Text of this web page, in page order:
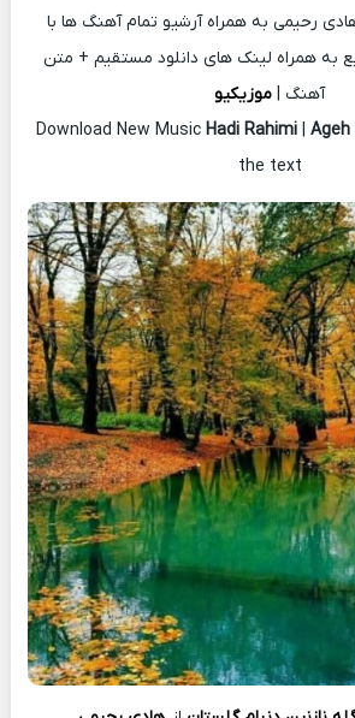
رحیمی به همراه آرشیو تمام آهنگ ها با
به همراه لینک های دانلود مستقیم + متن
آهنگ | موزیکیو
Download New Music Hadi Rahimi| Ageh
the text